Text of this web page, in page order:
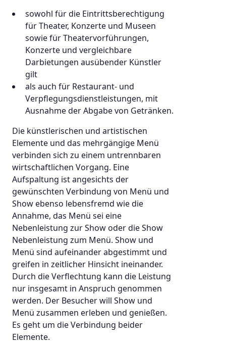
sowohl für die Eintrittsberechtigung
für Theater, Konzerte und Museen
sowie für Theatervorführungen,
Konzerte und vergleichbare
Darbietungen ausübender Künstler
gilt
als auch für Restaurant- und
Verpflegungsdienstleistungen, mit
Ausnahme der Abgabe von Getränken.
Die künstlerischen und artistischen
Elemente und das mehrgängige Menü
verbinden sich zu einem untrennbaren
wirtschaftlichen Vorgang. Eine
Aufspaltung ist angesichts der
gewünschten Verbindung von Menü und
Show ebenso lebensfremd wie die
Annahme, das Menü sei eine
Nebenleistung zur Show oder die Show
Nebenleistung zum Menü. Show und
Menü sind aufeinander abgestimmt und
greifen in zeitlicher Hinsicht ineinander.
Durch die Verflechtung kann die Leistung
nur insgesamt in Anspruch genommen
werden. Der Besucher will Show und
Menü zusammen erleben und genießen.
Es geht um die Verbindung beider
Elemente.